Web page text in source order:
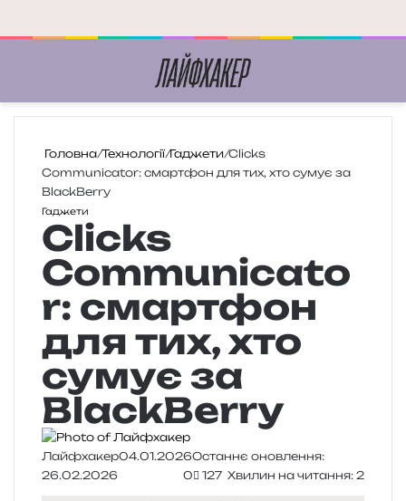
Головна/Технології/Гаджети/Clicks
Communicator: смартфон для тих, хто сумує за
BlackBerry
Гаджети
Clicks
Communicato
r: смартфон
для тих, хто
сумує за
BlackBerry
Лайфхакер04.01.2026Останнє оновлення:
26.02.2026
0 127 Хвилин на читання: 2